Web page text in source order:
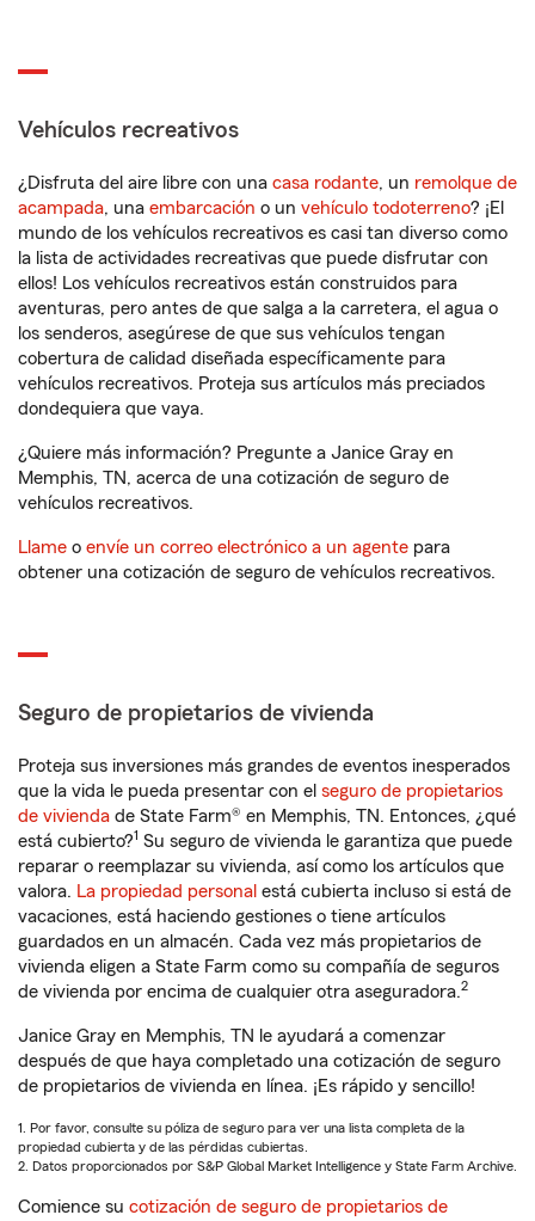
Vehículos recreativos
¿Disfruta del aire libre con una casa rodante, un remolque de
acampada, una embarcación o un vehículo todoterreno? ¡El
mundo de los vehículos recreativos es casi tan diverso como
la lista de actividades recreativas que puede disfrutar con
ellos! Los vehículos recreativos están construidos para
aventuras, pero antes de que salga a la carretera, el agua o
los senderos, asegúrese de que sus vehículos tengan
cobertura de calidad diseñada específicamente para
vehículos recreativos. Proteja sus artículos más preciados
dondequiera que vaya.
¿Quiere más información? Pregunte a Janice Gray en
Memphis, TN, acerca de una cotización de seguro de
vehículos recreativos.
Llame o envíe un correo electrónico a un agente para
obtener una cotización de seguro de vehículos recreativos.
Seguro de propietarios de vivienda
Proteja sus inversiones más grandes de eventos inesperados
que la vida le pueda presentar con el seguro de propietarios
de vivienda de State Farm® en Memphis, TN. Entonces, ¿qué
está cubierto?1 Su seguro de vivienda le garantiza que puede
reparar o reemplazar su vivienda, así como los artículos que
valora. La propiedad personal está cubierta incluso si está de
vacaciones, está haciendo gestiones o tiene artículos
guardados en un almacén. Cada vez más propietarios de
vivienda eligen a State Farm como su compañía de seguros
de vivienda por encima de cualquier otra aseguradora.2
Janice Gray en Memphis, TN le ayudará a comenzar
después de que haya completado una cotización de seguro
de propietarios de vivienda en línea. ¡Es rápido y sencillo!
1. Por favor, consulte su póliza de seguro para ver una lista completa de la
propiedad cubierta y de las pérdidas cubiertas.
2. Datos proporcionados por S&P Global Market Intelligence y State Farm Archive.
Comience su cotización de seguro de propietarios de